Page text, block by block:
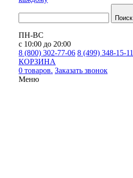
Поиск
ПН-ВС
с 10:00 до 20:00
8 (800) 302-77-06 8 (499) 348-15-11
КОРЗИНА
0 товаров. Заказать звонок
Меню